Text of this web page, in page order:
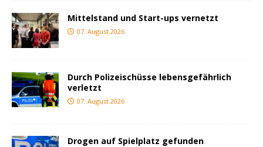
Mittelstand und Start-ups vernetzt
07. August 2026
Durch Polizeischüsse lebensgefährlich
verletzt
07. August 2026
Drogen auf Spielplatz gefunden